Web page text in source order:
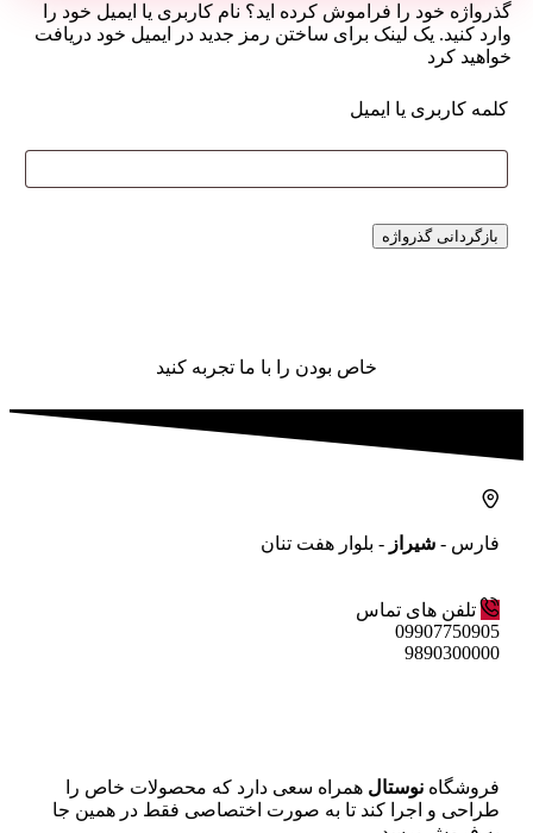
گذرواژه خود را فراموش کرده اید؟ نام کاربری یا ایمیل خود را
وارد کنید. یک لینک برای ساختن رمز جدید در ایمیل خود دریافت
خواهید کرد
کلمه کاربری یا ایمیل
بازگردانی گذرواژه
خاص بودن را با ما تجربه کنید
فارس - شیراز - بلوار هفت تنان
تلفن های تماس
09907750905
9890300000
فروشگاه نوستال همراه سعی دارد که محصولات خاص را
طراحی و اجرا کند تا به صورت اختصاصی فقط در همین جا